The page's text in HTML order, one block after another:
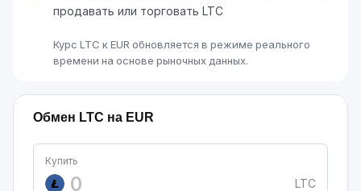
продавать или торговать LTC
Курс LTC к EUR обновляется в режиме реального
времени на основе рыночных данных.
Обмен LTC на EUR
Купить
LTC